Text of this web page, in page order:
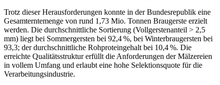
Trotz dieser Herausforderungen konnte in der Bundesrepublik eine
Gesamterntemenge von rund 1,73 Mio. Tonnen Braugerste erzielt
werden. Die durchschnittliche Sortierung (Vollgerstenanteil > 2,5
mm) liegt bei Sommergersten bei 92,4 %, bei Winterbraugersten bei
93,3; der durchschnittliche Rohproteingehalt bei 10,4 %. Die
erreichte Qualitätsstruktur erfüllt die Anforderungen der Mälzereien
in vollem Umfang und erlaubt eine hohe Selektionsquote für die
Verarbeitungsindustrie.